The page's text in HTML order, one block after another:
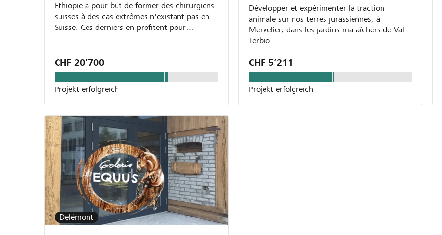
Ethiopie a pour but de former des chirurgiens
suisses à des cas extrêmes n'existant pas en
Suisse. Ces derniers en profitent pour
CHF 20’700
Projekt erfolgreich
Développer et expérimenter la traction
animale sur nos terres jurassiennes, à
Mervelier, dans les jardins maraîchers de Val
Terbio
CHF 5’211
Projekt erfolgreich
Delémont